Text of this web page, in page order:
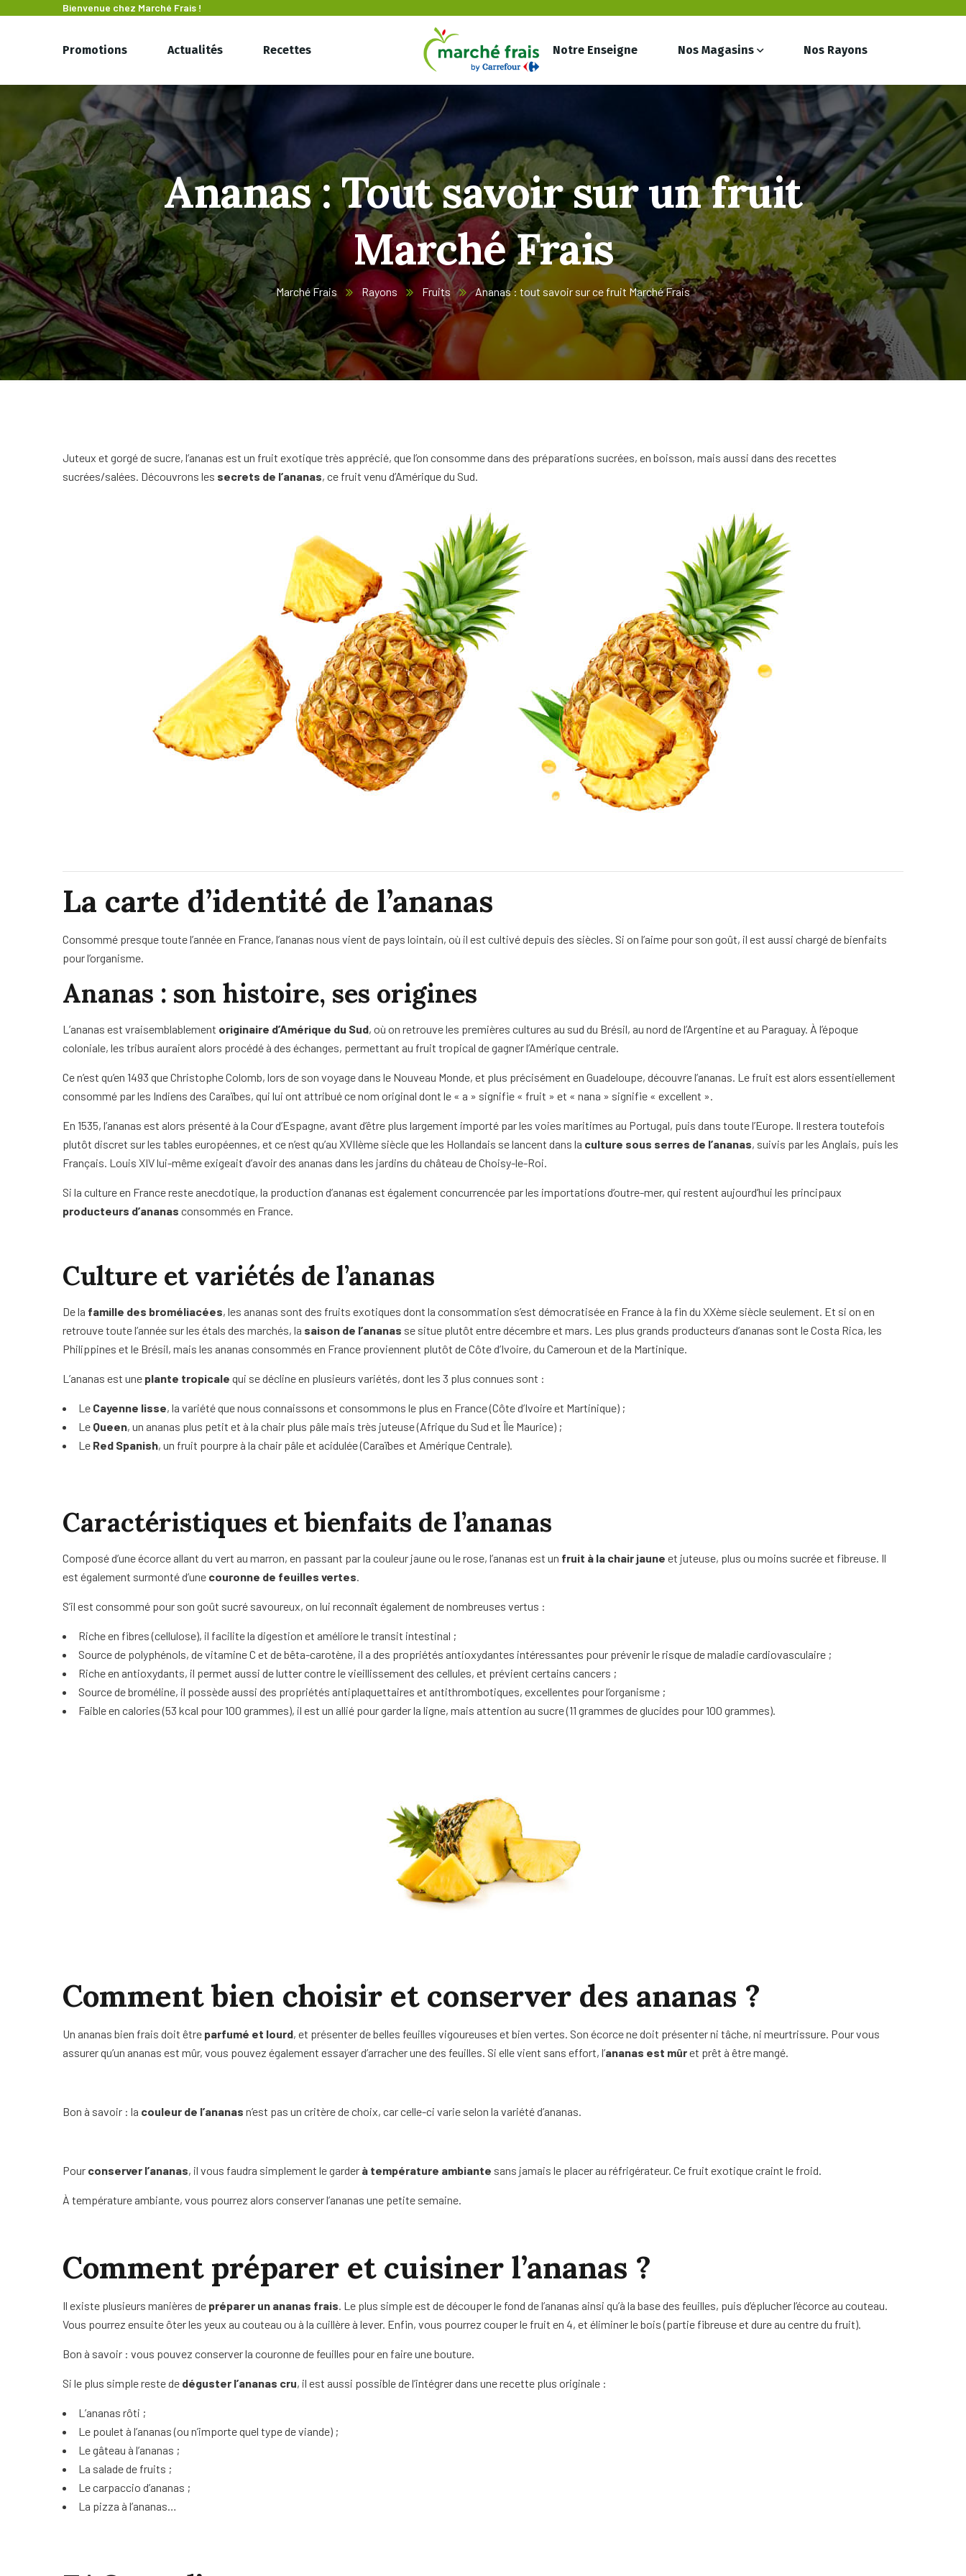
Bienvenue chez Marché Frais !
Promotions Actualités Recettes Notre Enseigne Nos Magasins Nos Rayons
Ananas : Tout savoir sur un fruit
Marché Frais
Marché Frais Rayons Fruits Ananas : tout savoir sur ce fruit Marché Frais
Juteux et gorgé de sucre, l’ananas est un fruit exotique très apprécié, que l’on consomme dans des préparations sucrées, en boisson, mais aussi dans des recettes
sucrées/salées. Découvrons les secrets de l’ananas, ce fruit venu d’Amérique du Sud.
La carte d’identité de l’ananas
Consommé presque toute l’année en France, l’ananas nous vient de pays lointain, où il est cultivé depuis des siècles. Si on l’aime pour son goût, il est aussi chargé de bienfaits
pour l’organisme.
Ananas : son histoire, ses origines
L’ananas est vraisemblablement originaire d’Amérique du Sud, où on retrouve les premières cultures au sud du Brésil, au nord de l’Argentine et au Paraguay. À l’époque
coloniale, les tribus auraient alors procédé à des échanges, permettant au fruit tropical de gagner l’Amérique centrale.
Ce n’est qu’en 1493 que Christophe Colomb, lors de son voyage dans le Nouveau Monde, et plus précisément en Guadeloupe, découvre l’ananas. Le fruit est alors essentiellement
consommé par les Indiens des Caraïbes, qui lui ont attribué ce nom original dont le « a » signifie « fruit » et « nana » signifie « excellent ».
En 1535, l’ananas est alors présenté à la Cour d’Espagne, avant d’être plus largement importé par les voies maritimes au Portugal, puis dans toute l’Europe. Il restera toutefois
plutôt discret sur les tables européennes, et ce n’est qu’au XVIIème siècle que les Hollandais se lancent dans la culture sous serres de l’ananas, suivis par les Anglais, puis les
Français. Louis XIV lui-même exigeait d’avoir des ananas dans les jardins du château de Choisy-le-Roi.
Si la culture en France reste anecdotique, la production d’ananas est également concurrencée par les importations d’outre-mer, qui restent aujourd’hui les principaux
producteurs d’ananas consommés en France.
Culture et variétés de l’ananas
De la famille des broméliacées, les ananas sont des fruits exotiques dont la consommation s’est démocratisée en France à la fin du XXème siècle seulement. Et si on en
retrouve toute l’année sur les étals des marchés, la saison de l’ananas se situe plutôt entre décembre et mars. Les plus grands producteurs d’ananas sont le Costa Rica, les
Philippines et le Brésil, mais les ananas consommés en France proviennent plutôt de Côte d’Ivoire, du Cameroun et de la Martinique.
L’ananas est une plante tropicale qui se décline en plusieurs variétés, dont les 3 plus connues sont :
Le Cayenne lisse, la variété que nous connaissons et consommons le plus en France (Côte d’Ivoire et Martinique) ;
Le Queen, un ananas plus petit et à la chair plus pâle mais très juteuse (Afrique du Sud et Île Maurice) ;
Le Red Spanish, un fruit pourpre à la chair pâle et acidulée (Caraïbes et Amérique Centrale).
Caractéristiques et bienfaits de l’ananas
Composé d’une écorce allant du vert au marron, en passant par la couleur jaune ou le rose, l’ananas est un fruit à la chair jaune et juteuse, plus ou moins sucrée et fibreuse. Il
est également surmonté d’une couronne de feuilles vertes.
S’il est consommé pour son goût sucré savoureux, on lui reconnaît également de nombreuses vertus :
Riche en fibres (cellulose), il facilite la digestion et améliore le transit intestinal ;
Source de polyphénols, de vitamine C et de bêta-carotène, il a des propriétés antioxydantes intéressantes pour prévenir le risque de maladie cardiovasculaire ;
Riche en antioxydants, il permet aussi de lutter contre le vieillissement des cellules, et prévient certains cancers ;
Source de broméline, il possède aussi des propriétés antiplaquettaires et antithrombotiques, excellentes pour l’organisme ;
Faible en calories (53 kcal pour 100 grammes), il est un allié pour garder la ligne, mais attention au sucre (11 grammes de glucides pour 100 grammes).
Comment bien choisir et conserver des ananas ?
Un ananas bien frais doit être parfumé et lourd, et présenter de belles feuilles vigoureuses et bien vertes. Son écorce ne doit présenter ni tâche, ni meurtrissure. Pour vous
assurer qu’un ananas est mûr, vous pouvez également essayer d’arracher une des feuilles. Si elle vient sans effort, l’ananas est mûret prêt à être mangé.
Bon à savoir : la couleur de l’ananas n’est pas un critère de choix, car celle-ci varie selon la variété d’ananas.
Pour conserver l’ananas, il vous faudra simplement le garder à température ambiante sans jamais le placer au réfrigérateur. Ce fruit exotique craint le froid.
À température ambiante, vous pourrez alors conserver l’ananas une petite semaine.
Comment préparer et cuisiner l’ananas ?
Il existe plusieurs manières de préparer un ananas frais. Le plus simple est de découper le fond de l’ananas ainsi qu’à la base des feuilles, puis d’éplucher l’écorce au couteau.
Vous pourrez ensuite ôter les yeux au couteau ou à la cuillère à lever. Enfin, vous pourrez couper le fruit en 4, et éliminer le bois (partie fibreuse et dure au centre du fruit).
Bon à savoir : vous pouvez conserver la couronne de feuilles pour en faire une bouture.
Si le plus simple reste de déguster l’ananas cru, il est aussi possible de l’intégrer dans une recette plus originale :
L’ananas rôti ;
Le poulet à l’ananas (ou n’importe quel type de viande) ;
Le gâteau à l’ananas ;
La salade de fruits ;
Le carpaccio d’ananas ;
La pizza à l’ananas…